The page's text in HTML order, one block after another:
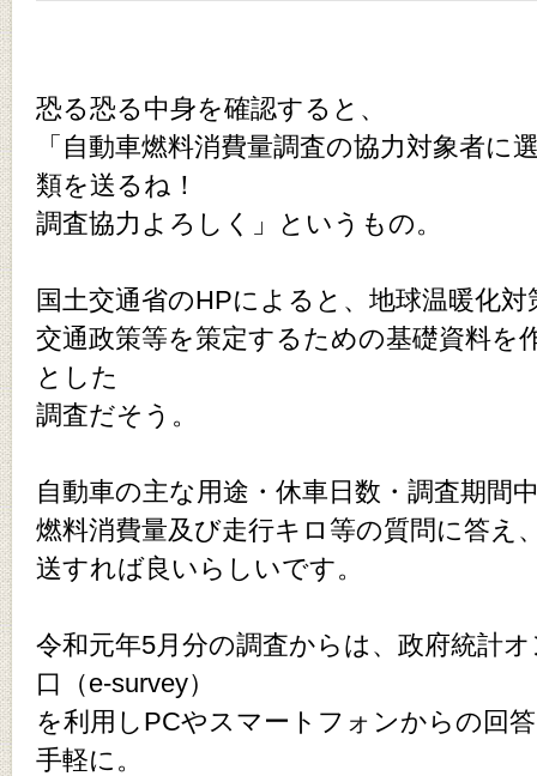
恐る恐る中身を確認すると、
「自動車燃料消費量調査の協力対象者に
類を送るね！
調査協力よろしく」というもの。
国土交通省のHPによると、地球温暖化対
交通政策等を策定するための基礎資料を
とした
調査だそう。
自動車の主な用途・休車日数・調査期間
燃料消費量及び走行キロ等の質問に答え
送すれば良いらしいです。
令和元年5月分の調査からは、政府統計
口（e-survey）
を利用しPCやスマートフォンからの回
手軽に。